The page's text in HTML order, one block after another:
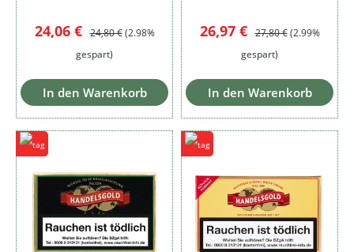
Verkaufspreis:
24,06 € Regulärer Preis:
24,80 € (2.98%
gespart)
In den Warenkorb
Verkaufspreis:
26,97 € Regulärer Preis:
27,80 € (2.99%
gespart)
In den Warenkorb